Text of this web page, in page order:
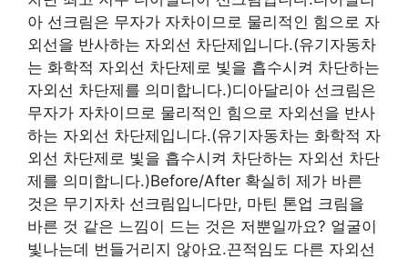
아 선크림은 무자가 자차이므로 물리적인 힘으로 자
외선을 반사하는 자외선 차단제입니다.(유기자동차
는 화학적 자외선 차단제로 빛을 흡수시켜 차단하는
자외선 차단제를 의미합니다.)디아달리아 선크림은
무자가 자차이므로 물리적인 힘으로 자외선을 반사
하는 자외선 차단제입니다.(유기자동차는 화학적 자
외선 차단제로 빛을 흡수시켜 차단하는 자외선 차단
제를 의미합니다.)Before/After 확실히 제가 바른
것은 무기자차 선크림입니다만, 마틴 톤업 크림을
바른 것 같은 느낌이 드는 것은 저뿐일까요? 얼굴이
빛나는데 번들거리지 않아요.끈적임도 다른 자외선